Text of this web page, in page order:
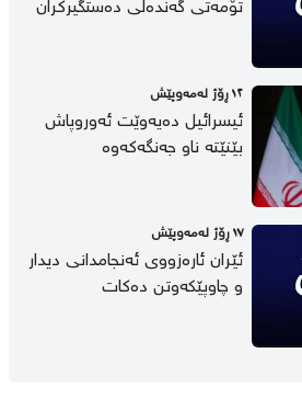
تۆمەتی گەندەڵی دەستگیرکران
١٢ ڕۆژ لەمەوپێش
ئیسرائیل دەیەوێت ئەوروپاش
بێنێتە ناو جەنگەکەوە
١٧ ڕۆژ لەمەوپێش
ئێران ئارەزووی ئەنجامدانی دیدار
و چاوپێکەوتن دەکات